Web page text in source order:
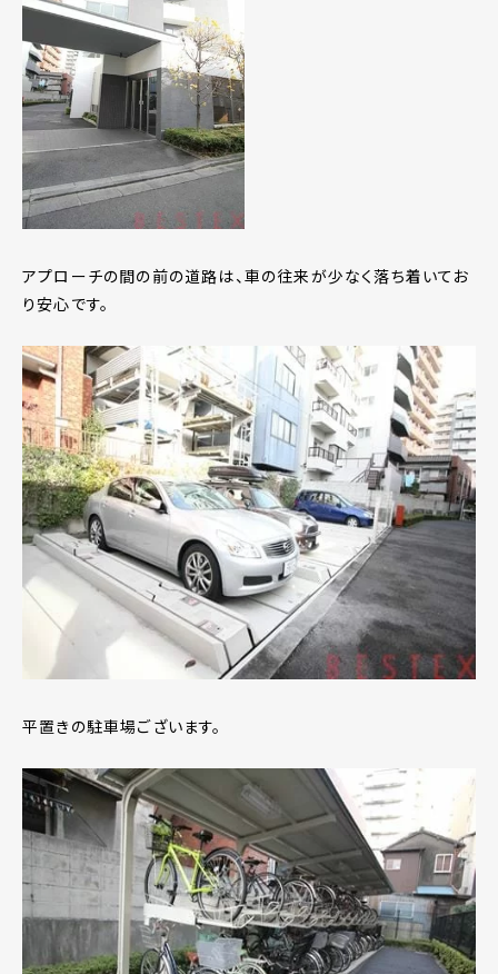
アプローチの間の前の道路は、車の往来が少なく落ち着いてお
り安心です。
平置きの駐車場ございます。